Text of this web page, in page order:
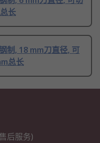
长
制, 18 mm刀直径, 可
总长
后服务)